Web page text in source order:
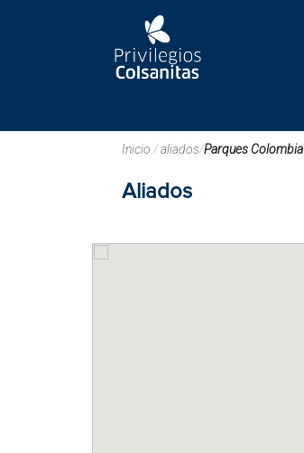
Inicio/aliados/Parques Colombia
Aliados